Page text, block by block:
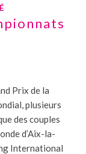
Prix de la
plusieurs
des couples
d’Aix-la-
International